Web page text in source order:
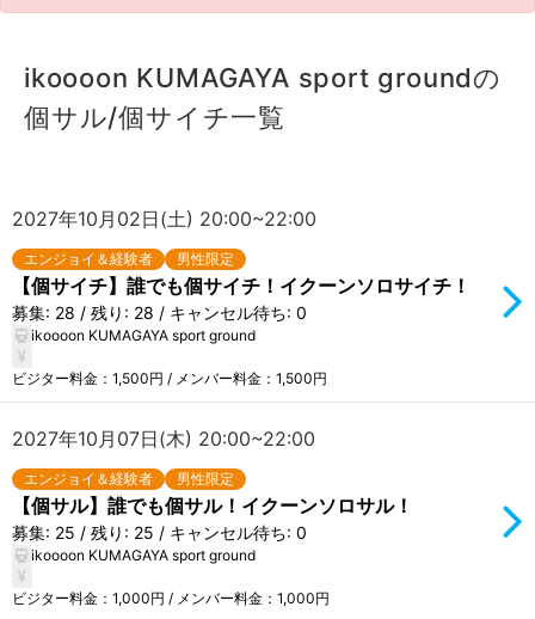
ikoooon KUMAGAYA sport groundの
個サル/個サイチ一覧
2027年10月02日(土) 20:00~22:00
エンジョイ＆経験者 男性限定
【個サイチ】誰でも個サイチ！イクーンソロサイチ！
募集: 28 / 残り: 28 / キャンセル待ち: 0
ikoooon KUMAGAYA sport ground
ビジター料金：1,500円 / メンバー料金：1,500円
2027年10月07日(木) 20:00~22:00
エンジョイ＆経験者 男性限定
【個サル】誰でも個サル！イクーンソロサル！
募集: 25 / 残り: 25 / キャンセル待ち: 0
ikoooon KUMAGAYA sport ground
ビジター料金：1,000円 / メンバー料金：1,000円